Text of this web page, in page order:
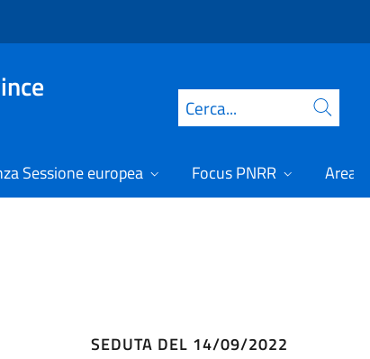
Cerca
Sessione europea Focus PNRR Area
SEDUTA DEL 14/09/2022